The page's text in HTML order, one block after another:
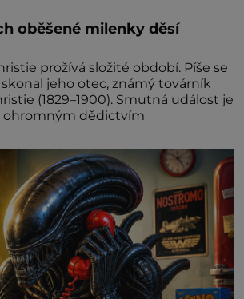
oběšené milenky děsí
prožívá složité období. Píše se
skonal jeho otec, známý továrník
(1829–1900). Smutná událost je
ohromným dědictvím